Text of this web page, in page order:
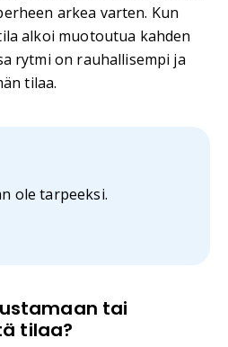
arkea varten. Kun
alkoi muotoutua kahden
rytmi on rauhallisempi ja
tilaa.
ole tarpeeksi.
tai
tilaa?